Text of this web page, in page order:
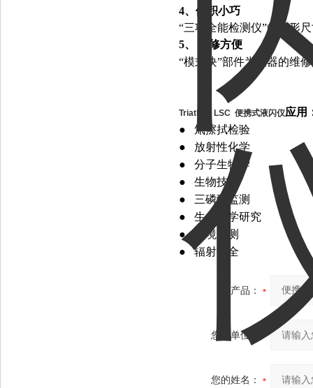
4、体积小巧
“三项全能检测仪”的外形
5、
维修方便
“模式块”部件为仪器的维
Triathler LSC 便携式液闪仪应用
●
氚擦拭检验
●
放射性化学
●
分子生物学
●
生物技术
●
三磷酸监测
●
生命科学研究
●
环境监测
●
辐射安全
产品：
您的单位：
您的姓名：